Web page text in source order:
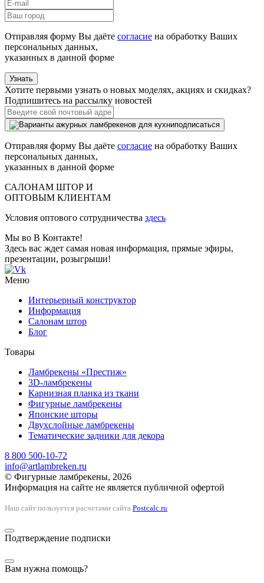
Отправляя форму Вы даёте согласие на обработку Ваших
персональных данных,
указанных в данной форме
Узнать
Хотите первыми узнать о новых моделях, акциях и скидках?
Подпишитесь на рассылку новостей
подписаться
Отправляя форму Вы даёте согласие на обработку Ваших
персональных данных,
указанных в данной форме
САЛОНАМ ШТОР И
ОПТОВЫМ КЛИЕНТАМ
Условия оптового сотрудничества здесь
Мы во В Контакте!
Здесь вас ждет самая новая информация, прямые эфиры,
презентации, розыгрыши!
Меню
Интерьерный конструктор
Информация
Салонам штор
Блог
Товары
Ламбрекены «Престиж»
3D-ламбрекены
Карнизная планка из ткани
Фигурные ламбрекены
Японские шторы
Двухслойные ламбрекены
Тематические задники для декора
8 800 500-10-72
info@artlambreken.ru
© Фигурные ламбрекены, 2026
Информация на сайте не является публичной офертой
Наш сайт пользуется расчетами сайта Postcalc.ru
Подтверждение подписки
Вам нужна помощь?